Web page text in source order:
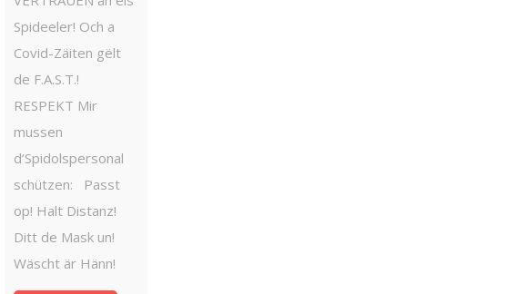
Spideeler! Och a
Covid-Zäiten gëlt
de F.A.S.T.!
RESPEKT Mir
mussen
d‘Spidolspersonal
schützen: Passt
op! Halt Distanz!
Ditt de Mask un!
Wäscht är Hänn!